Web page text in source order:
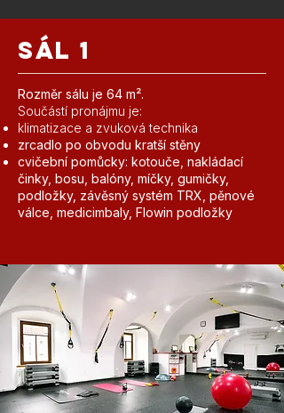
SÁL 1
Rozměr sálu je 64 m².
Součástí pronájmu je:
klimatizace a zvuková technika
zrcadlo po obvodu kratší stěny
cvičební pomůcky: kotouče, nakládací
činky, bosu, balóny, míčky, gumičky,
podložky, závěsný systém TRX, pěnové
válce, medicimbaly, Flowin podložky